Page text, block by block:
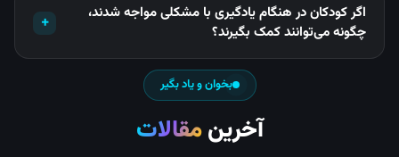
اگر کودکان در هنگام یادگیری با مشکلی مواجه شدند،
چگونه می‌توانند کمک بگیرند؟
+
بخوان و یاد بگیر
آخرینمقالات